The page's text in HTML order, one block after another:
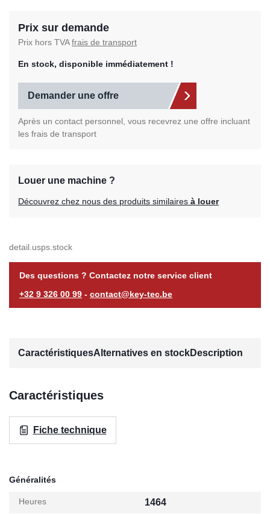
Prix sur demande
Prix hors TVAfrais de transport
En stock, disponible immédiatement !
Demander une offre
Après un contact personnel, vous recevrez une offre incluant
les frais de transport
Louer une machine ?
Découvrez chez nous des produits similaires à louer
detail.usps.stock
Des questions ? Contactez notre service client
+32 9 326 00 99 - contact@key-tec.be
CaractéristiquesAlternatives en stockDescription
Caractéristiques
Fiche technique
Généralités
Heures 1464